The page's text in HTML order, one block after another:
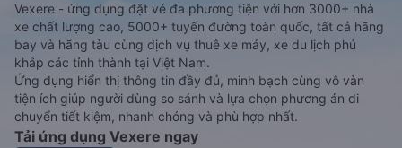
Vexere - ứng dụng đặt vé đa phương tiện với hơn 3000+ nhà
xe chất lượng cao, 5000+ tuyến đường toàn quốc, tất cả hãng
bay và hãng tàu cùng dịch vụ thuê xe máy, xe du lịch phủ
khắp các tỉnh thành tại Việt Nam.
Ứng dụng hiển thị thông tin đầy đủ, minh bạch cùng vô vàn
tiện ích giúp người dùng so sánh và lựa chọn phương án di
chuyển tiết kiệm, nhanh chóng và phù hợp nhất.
Tải ứng dụng Vexere ngay